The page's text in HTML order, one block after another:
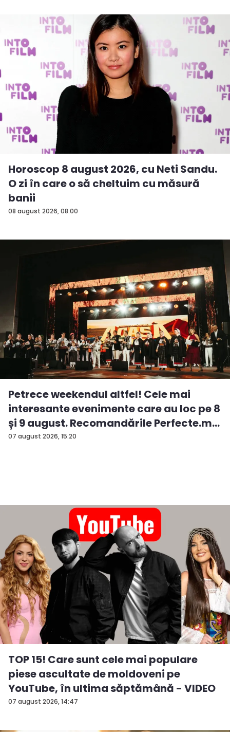
08 august 2026, 08:00
Horoscop 8 august 2026, cu Neti Sandu.
O zi în care o să cheltuim cu măsură
banii
07 august 2026, 15:20
Petrece weekendul altfel! Cele mai
interesante evenimente care au loc pe 8
și 9 august. Recomandările Perfecte.m...
07 august 2026, 14:47
TOP 15! Care sunt cele mai populare
piese ascultate de moldoveni pe
YouTube, în ultima săptămână - VIDEO